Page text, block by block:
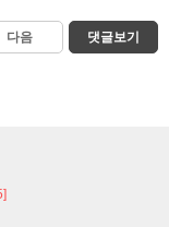
다음 댓글보기